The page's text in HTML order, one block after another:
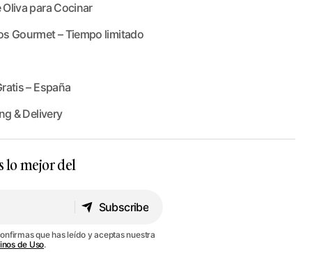
para Cocinar
Gourmet – Tiempo limitado
– España
& Delivery
lo mejor del
Subscribe
que has leído y aceptas nuestra
de Uso.